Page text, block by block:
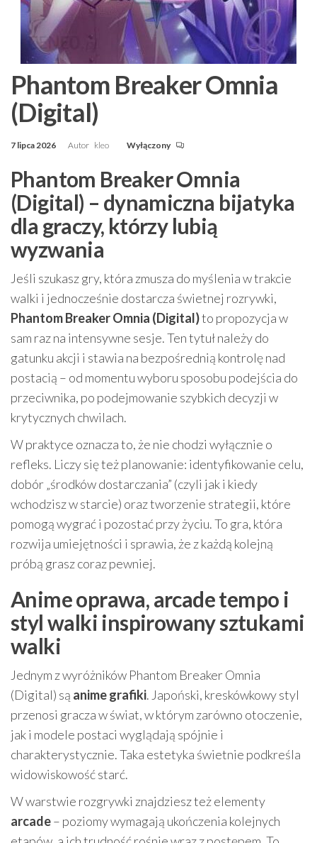
Phantom Breaker Omnia
(Digital)
7 lipca 2026 Autor kleo Wyłączony
Phantom Breaker Omnia
(Digital) – dynamiczna bijatyka
dla graczy, którzy lubią
wyzwania
Jeśli szukasz gry, która zmusza do myślenia w trakcie
walki i jednocześnie dostarcza świetnej rozrywki,
Phantom Breaker Omnia (Digital)to propozycja w
sam raz na intensywne sesje. Ten tytuł należy do
gatunku akcji i stawia na bezpośrednią kontrolę nad
postacią – od momentu wyboru sposobu podejścia do
przeciwnika, po podejmowanie szybkich decyzji w
krytycznych chwilach.
W praktyce oznacza to, że nie chodzi wyłącznie o
refleks. Liczy się też planowanie: identyfikowanie celu,
dobór „środków dostarczania” (czyli jak i kiedy
wchodzisz w starcie) oraz tworzenie strategii, które
pomogą wygrać i pozostać przy życiu. To gra, która
rozwija umiejętności i sprawia, że z każdą kolejną
próbą grasz coraz pewniej.
Anime oprawa, arcade tempo i
styl walki inspirowany sztukami
walki
Jednym z wyróżników Phantom Breaker Omnia
(Digital) są anime grafiki. Japoński, kreskówkowy styl
przenosi gracza w świat, w którym zarówno otoczenie,
jak i modele postaci wyglądają spójnie i
charakterystycznie. Taka estetyka świetnie podkreśla
widowiskowość starć.
W warstwie rozgrywki znajdziesz też elementy
arcade– poziomy wymagają ukończenia kolejnych